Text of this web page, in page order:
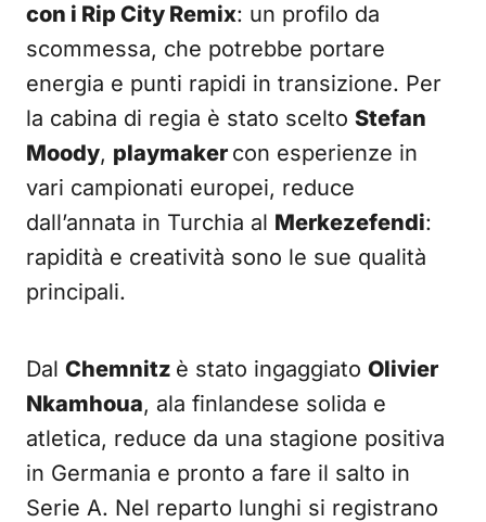
con i Rip City Remix: un profilo da
scommessa, che potrebbe portare
energia e punti rapidi in transizione. Per
la cabina di regia è stato scelto Stefan
Moody, playmaker con esperienze in
vari campionati europei, reduce
dall’annata in Turchia al Merkezefendi:
rapidità e creatività sono le sue qualità
principali.
Dal Chemnitz è stato ingaggiato Olivier
Nkamhoua, ala finlandese solida e
atletica, reduce da una stagione positiva
in Germania e pronto a fare il salto in
Serie A. Nel reparto lunghi si registrano